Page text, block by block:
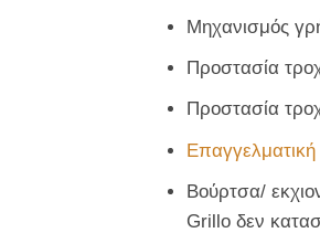
Μηχανισμός
Προστασία
Προστασία
Βούρτσα/
Grillo δεν